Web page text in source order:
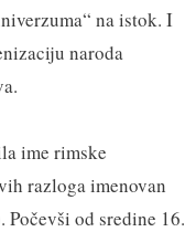
na istok. I
naroda
ime rimske
razloga imenovan
od sredine 16.